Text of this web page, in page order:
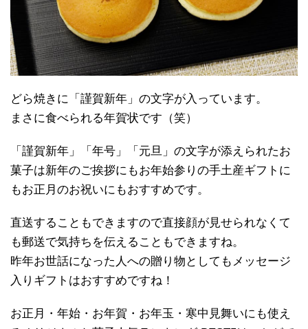
どら焼きに「謹賀新年」の文字が入っています。
まさに食べられる年賀状です（笑）
「謹賀新年」「年号」「元旦」の文字が添えられたお
菓子は新年のご挨拶にもお年始参りの手土産ギフトに
もお正月のお祝いにもおすすめです。
直送することもできますので直接顔が見せられなくて
も郵送で気持ちを伝えることもできますね。
昨年お世話になった人への贈り物としてもメッセージ
入りギフトはおすすめですね！
お正月・年始・お年賀・お年玉・寒中見舞いにも使え